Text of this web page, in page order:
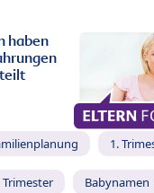
haben
1.
Trimester Babynamen